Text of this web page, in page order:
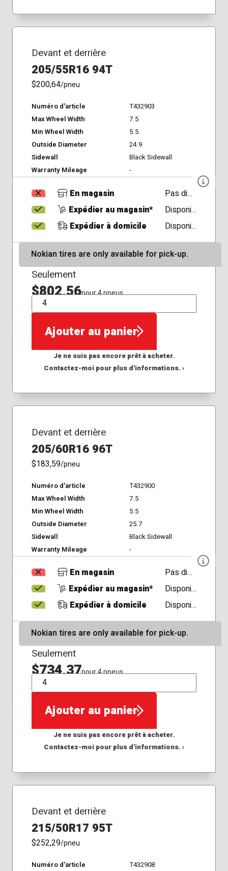
Devant et derrière
205/55R16 94T
$200,64/pneu
Numéro d'article
T432903
Max Wheel Width
7.5
Min Wheel Width
5.5
Outside Diameter
24.9
Sidewall
Black Sidewall
Warranty Mileage
-
En magasin
Pas disponible
Expédier au magasin*
Disponible
Expédier à domicile
Disponible
Nokian tires are only available for pick-up.
Seulement
$802,56pour 4 pneus
QTÉ
Ajouter au panier
Je ne suis pas encore prêt à acheter.
Contactez-moi pour plus d'informations. ›
Devant et derrière
205/60R16 96T
$183,59/pneu
Numéro d'article
T432900
Max Wheel Width
7.5
Min Wheel Width
5.5
Outside Diameter
25.7
Sidewall
Black Sidewall
Warranty Mileage
-
En magasin
Pas disponible
Expédier au magasin*
Disponible
Expédier à domicile
Disponible
Nokian tires are only available for pick-up.
Seulement
$734,37pour 4 pneus
QTÉ
Ajouter au panier
Je ne suis pas encore prêt à acheter.
Contactez-moi pour plus d'informations. ›
Devant et derrière
215/50R17 95T
$252,29/pneu
Numéro d'article
T432908